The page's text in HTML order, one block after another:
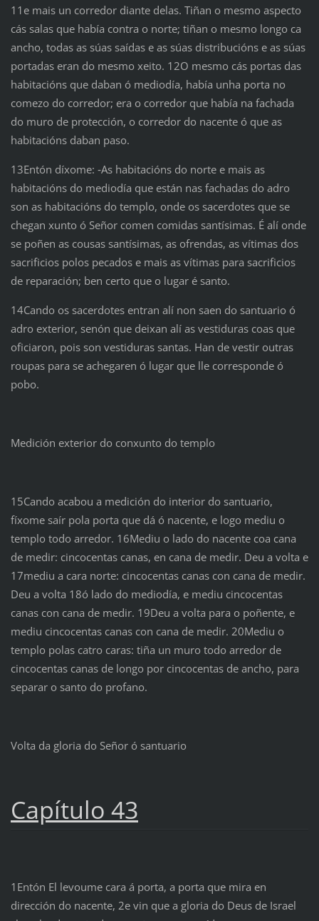
11e mais un corredor diante delas. Tiñan o mesmo aspecto
cás salas que había contra o norte; tiñan o mesmo longo ca
ancho, todas as súas saídas e as súas distribucións e as súas
portadas eran do mesmo xeito. 12O mesmo cás portas das
habitacións que daban ó mediodía, había unha porta no
comezo do corredor; era o corredor que había na fachada
do muro de protección, o corredor do nacente ó que as
habitacións daban paso.
13Entón díxome: ‑As habitacións do norte e mais as
habitacións do mediodía que están nas fachadas do adro
son as habitacións do templo, onde os sacerdotes que se
chegan xunto ó Señor comen comidas santísimas. É alí onde
se poñen as cousas santísimas, as ofrendas, as vítimas dos
sacrificios polos pecados e mais as vítimas para sacrificios
de reparación; ben certo que o lugar é santo.
14Cando os sacerdotes entran alí non saen do santuario ó
adro exterior, senón que deixan alí as vestiduras coas que
oficiaron, pois son vestiduras santas. Han de vestir outras
roupas para se achegaren ó lugar que lle corresponde ó
pobo.
Medición exterior do conxunto do templo
15Cando acabou a medición do interior do santuario,
fíxome saír pola porta que dá ó nacente, e logo mediu o
templo todo arredor. 16Mediu o lado do nacente coa cana
de medir: cincocentas canas, en cana de medir. Deu a volta e
17mediu a cara norte: cincocentas canas con cana de medir.
Deu a volta 18ó lado do mediodía, e mediu cincocentas
canas con cana de medir. 19Deu a volta para o poñente, e
mediu cincocentas canas con cana de medir. 20Mediu o
templo polas catro caras: tiña un muro todo arredor de
cincocentas canas de longo por cincocentas de ancho, para
separar o santo do profano.
Volta da gloria do Señor ó santuario
Capítulo 43
1Entón El levoume cara á porta, a porta que mira en
dirección do nacente, 2e vin que a gloria do Deus de Israel